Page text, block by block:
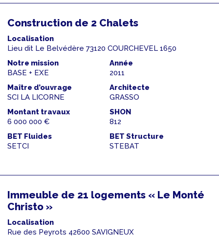
Construction de 2 Chalets
Localisation
Lieu dit Le Belvédère 73120 COURCHEVEL 1650
Notre mission
BASE + EXE
Année
2011
Maître d’ouvrage
SCI LA LICORNE
Architecte
GRASSO
Montant travaux
6 000 000 €
SHON
812
BET Fluides
SETCI
BET Structure
STEBAT
Immeuble de 21 logements « Le Monté
Christo »
Localisation
Rue des Peyrots 42600 SAVIGNEUX